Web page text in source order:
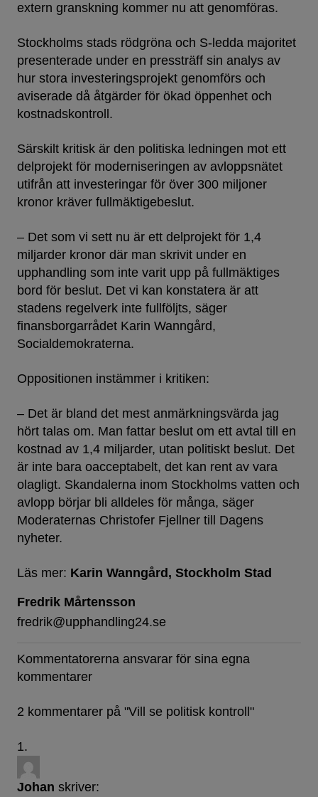
extern granskning kommer nu att genomföras.
Stockholms stads rödgröna och ­S-ledda majoritet
presenterade under en pressträff sin analys av
hur stora investeringsprojekt genomförs och
aviserade då åtgärder för ökad öppenhet och
kostnadskontroll.
Särskilt kritisk är den politiska ledningen mot ett
delprojekt för moderniseringen av avloppsnätet
utifrån att investeringar för över 300 miljoner
kronor kräver fullmäktigebeslut.
– Det som vi sett nu är ett delprojekt för 1,4
miljarder kronor där man skrivit under en
upphandling som inte varit upp på fullmäktiges
bord för beslut. Det vi kan konstatera är att
stadens regelverk inte fullföljts, säger
finansborgarrådet Karin Wanngård,
Socialdemokraterna.
Oppositionen instämmer i kritiken:
– Det är bland det mest anmärkningsvärda jag
hört talas om. Man fattar beslut om ett avtal till en
kostnad av 1,4 miljarder, utan politiskt beslut. Det
är inte bara oacceptabelt, det kan rent av vara
olagligt. Skandalerna inom Stockholms vatten och
avlopp börjar bli alldeles för många, säger
Moderaternas Christofer Fjellner till Dagens
nyheter.
Läs mer: Karin Wanngård Stockholm Stad
Fredrik Mårtensson
fredrik@upphandling24.se
Kommentatorerna ansvarar för sina egna
kommentarer
2 kommentarer på "Vill se politisk kontroll "
Johan skriver: